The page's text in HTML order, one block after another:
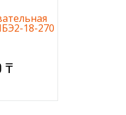
18-270
₸